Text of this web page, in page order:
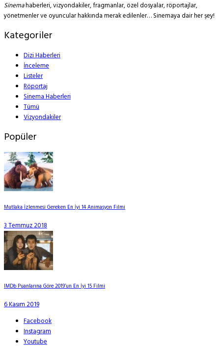
Sinemahaberleri, vizyondakiler, fragmanlar, özel dosyalar, röportajlar,
yönetmenler ve oyuncular hakkında merak edilenler… Sinemaya dair her şey!
Kategoriler
Dizi Haberleri
İnceleme
Listeler
Röportaj
Sinema Haberleri
Tümü
Vizyondakiler
Popüler
Mutlaka İzlenmesi Gereken En İyi 14 Animasyon Filmi
3 Temmuz 2018
IMDb Puanlarına Göre 2019’un En İyi 15 Filmi
6 Kasım 2019
Facebook
Instagram
Youtube